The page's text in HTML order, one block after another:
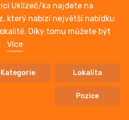
Uklízeč/ka najdete na
který nabízí největší nabídku
Díky tomu můžete být
Více
Kategorie Lokalita
Pozice